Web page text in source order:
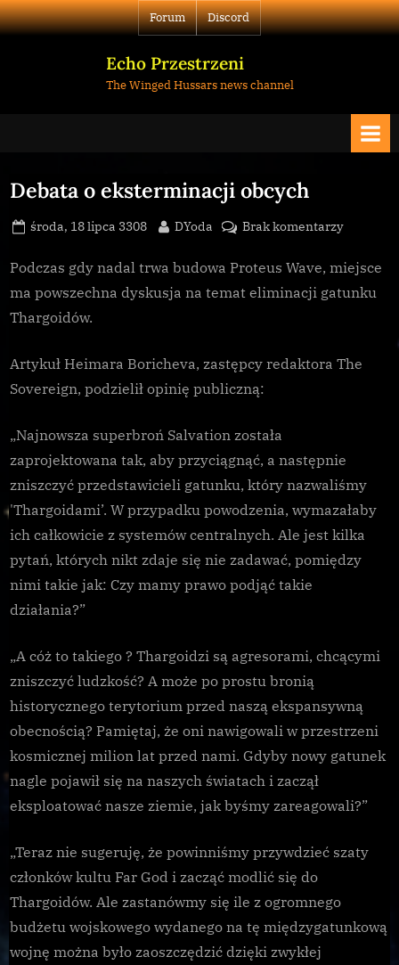
Skip
to
Forum Discord
Echo Przestrzeni
The Winged Hussars news channel
Debata o eksterminacji obcych
Posted
środa, 18 lipca 3308 By
DYoda Brak komentarzydo
o
Podczas gdy nadal trwa budowa Proteus Wave, miejsce
ma powszechna dyskusja na temat eliminacji gatunku
Thargoidów.
Artykuł Heimara Boricheva, zastępcy redaktora The
Sovereign, podzielił opinię publiczną:
„Najnowsza superbroń Salvation została
zaprojektowana tak, aby przyciągnąć, a następnie
zniszczyć przedstawicieli gatunku, który nazwaliśmy
'Thargoidami’. W przypadku powodzenia, wymazałaby
ich całkowicie z systemów centralnych. Ale jest kilka
pytań, których nikt zdaje się nie zadawać, pomiędzy
nimi takie jak: Czy mamy prawo podjąć takie
działania?”
„A cóż to takiego ? Thargoidzi są agresorami, chcącymi
zniszczyć ludzkość? A może po prostu bronią
historycznego terytorium przed naszą ekspansywną
obecnością? Pamiętaj, że oni nawigowali w przestrzeni
kosmicznej milion lat przed nami. Gdyby nowy gatunek
nagle pojawił się na naszych światach i zaczął
eksploatować nasze ziemie, jak byśmy zareagowali?”
„Teraz nie sugeruję, że powinniśmy przywdzieć szaty
członków kultu Far God i zacząć modlić się do
Thargoidów. Ale zastanówmy się ile z ogromnego
budżetu wojskowego wydanego na tę międzygatunkową
wojnę można było zaoszczędzić dzięki zwykłej